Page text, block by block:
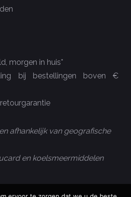
morgen in huis*
bij bestellingen boven €
afhankelijk van geografische
en koelsmeermiddelen